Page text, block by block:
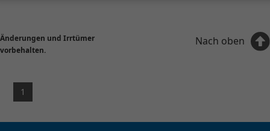
Änderungen und Irrtümer
vorbehalten.
Nach oben
1